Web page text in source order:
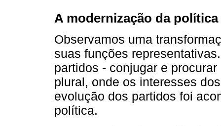
A modernização da política
Observamos uma
suas funções
partidos - conjugar e
plural, onde os interesses
evolução dos partidos foi
política.